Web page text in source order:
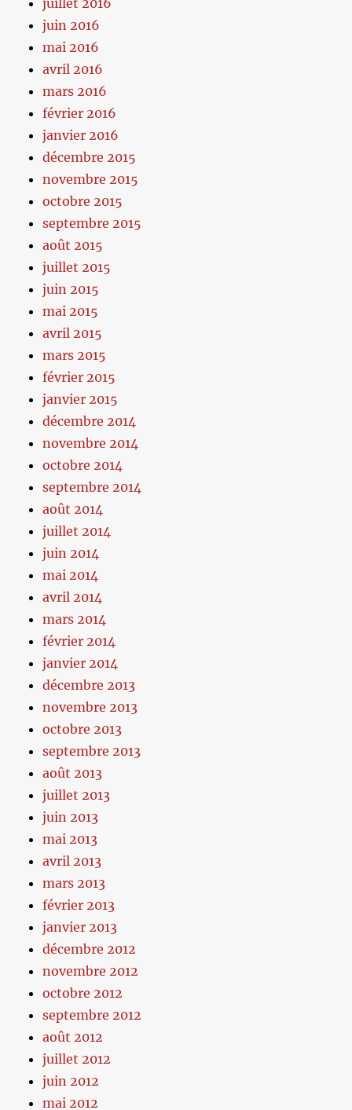
juin 2016
mai 2016
avril 2016
mars 2016
février 2016
janvier 2016
décembre 2015
novembre 2015
octobre 2015
septembre 2015
août 2015
juillet 2015
juin 2015
mai 2015
avril 2015
mars 2015
février 2015
janvier 2015
décembre 2014
novembre 2014
octobre 2014
septembre 2014
août 2014
juillet 2014
juin 2014
mai 2014
avril 2014
mars 2014
février 2014
janvier 2014
décembre 2013
novembre 2013
octobre 2013
septembre 2013
août 2013
juillet 2013
juin 2013
mai 2013
avril 2013
mars 2013
février 2013
janvier 2013
décembre 2012
novembre 2012
octobre 2012
septembre 2012
août 2012
juillet 2012
juin 2012
mai 2012